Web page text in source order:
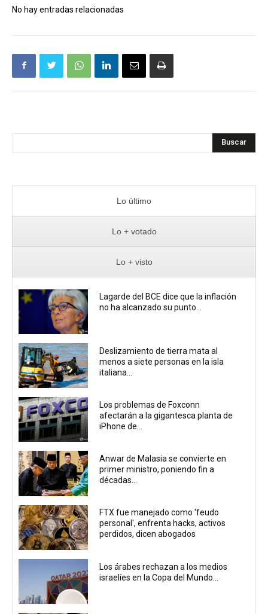
No hay entradas relacionadas
Buscar
Lo último
Lo + votado
Lo + visto
Lagarde del BCE dice que la inflación
no ha alcanzado su punto...
Deslizamiento de tierra mata al
menos a siete personas en la isla
italiana...
Los problemas de Foxconn
afectarán a la gigantesca planta de
iPhone de...
Anwar de Malasia se convierte en
primer ministro, poniendo fin a
décadas...
FTX fue manejado como 'feudo
personal', enfrenta hacks, activos
perdidos, dicen abogados
Los árabes rechazan a los medios
israelíes en la Copa del Mundo...